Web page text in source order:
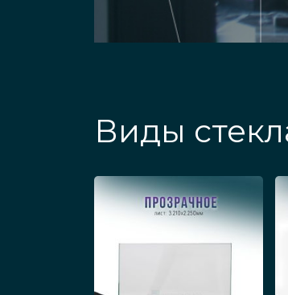
Виды